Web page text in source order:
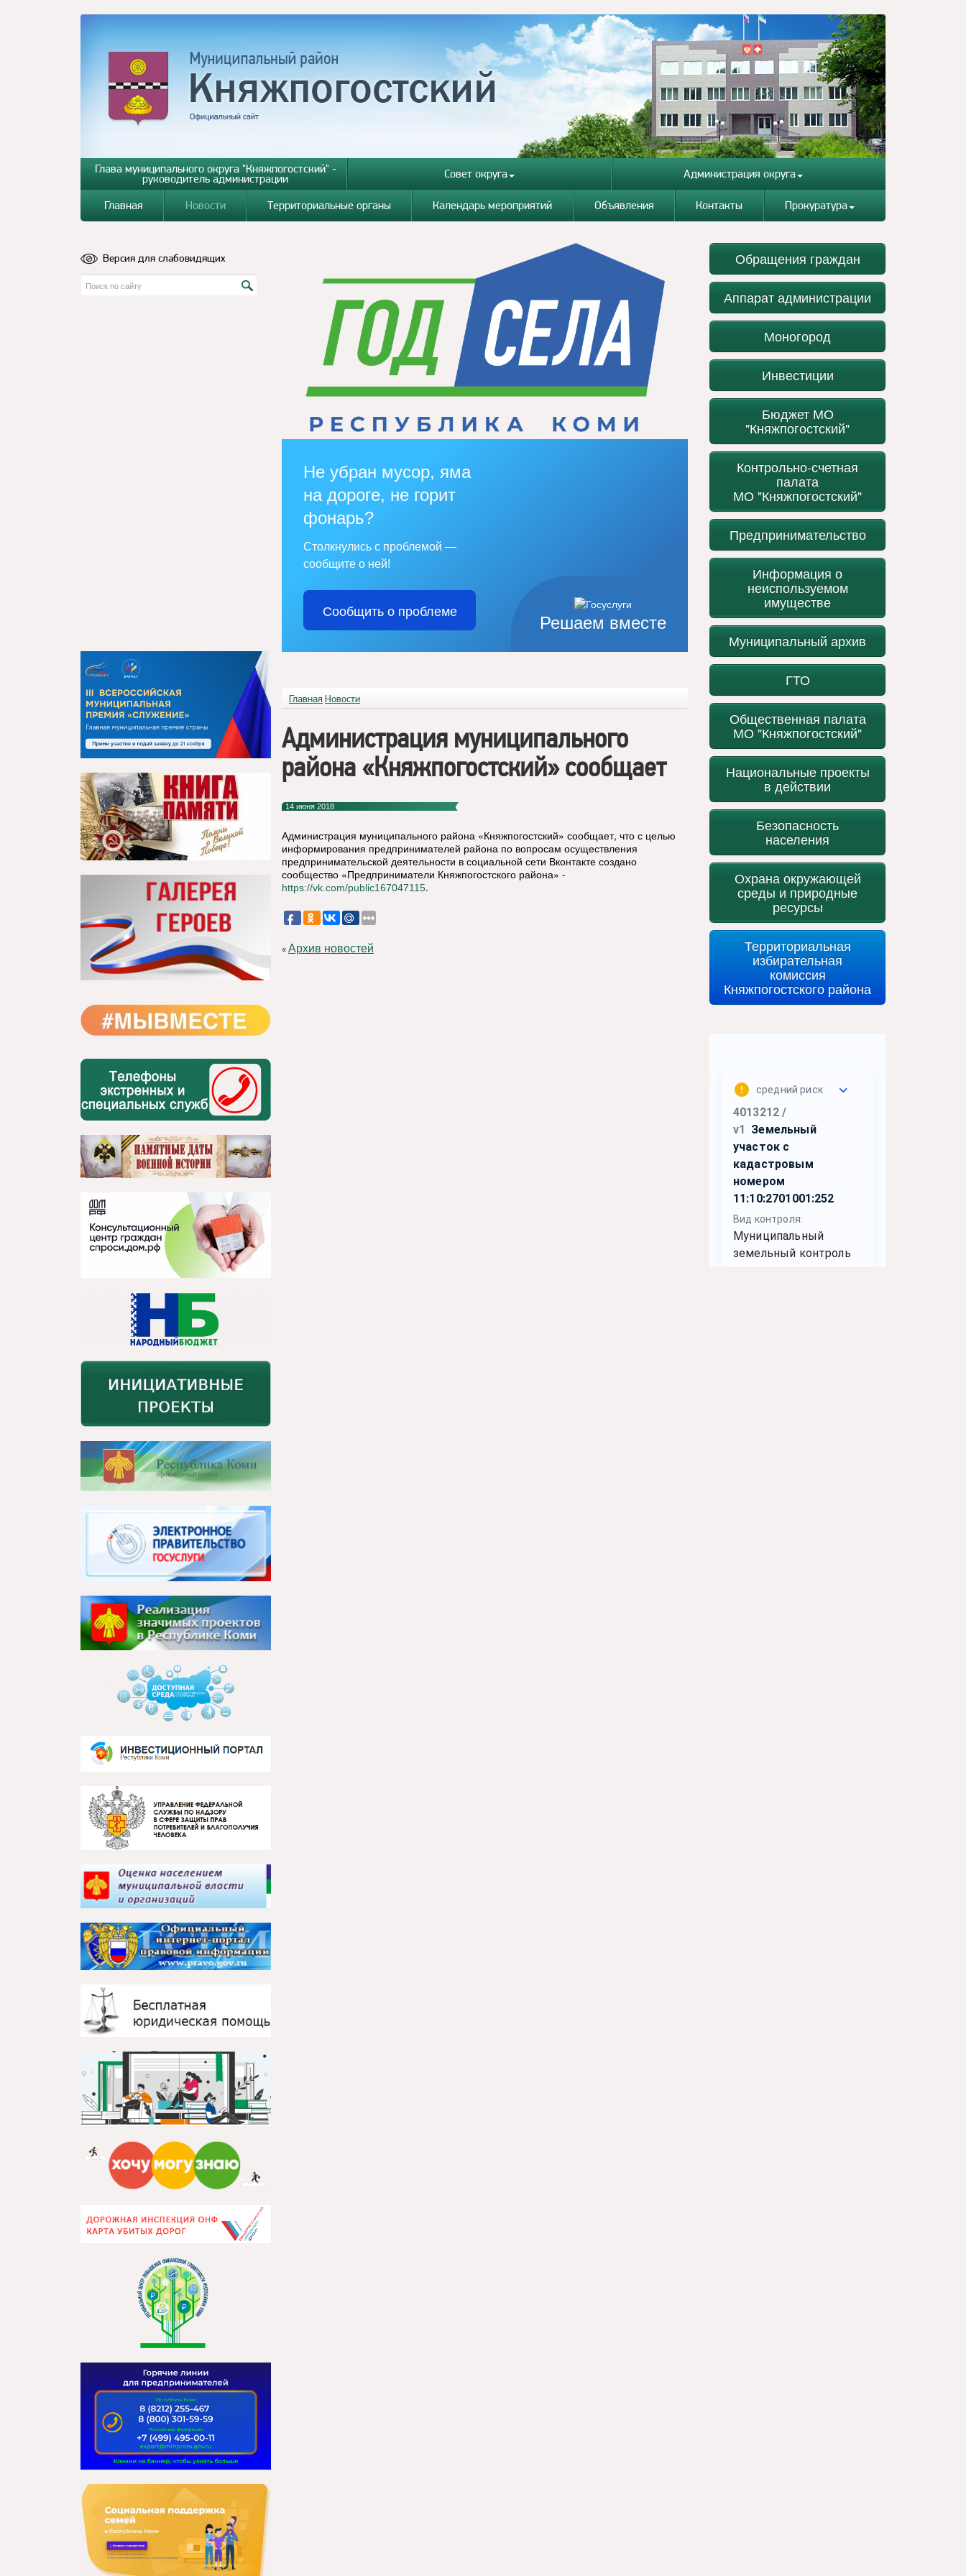
Глава муниципального округа "Княжпогостский" -
руководитель администрации Совет округа Администрация округа
Главная Новости Территориальные органы Календарь мероприятий Объявления Контакты Прокуратура
Версия для слабовидящих
Решаем вместе
Не убран мусор, яма
на дороге, не горит
фонарь?
Столкнулись с проблемой —
сообщите о ней!
Сообщить о проблеме
Главная Новости
Администрация муниципального
района «Княжпогостский» сообщает
14 июня 2018
Администрация муниципального района «Княжпогостский» сообщает, что с целью
информирования предпринимателей района по вопросам осуществления
предпринимательской деятельности в социальной сети Вконтакте создано
сообщество «Предприниматели Княжпогостского района» -
https://vk.com/public167047115.
«Архив новостей
Обращения граждан
Аппарат администрации
Моногород
Инвестиции
Бюджет МО
"Княжпогостский"
Контрольно-счетная
палата
МО "Княжпогостский"
Предпринимательство
Информация о
неиспользуемом
имуществе
Муниципальный архив
ГТО
Общественная палата
МО "Княжпогостский"
Национальные проекты
в действии
Безопасность
населения
Охрана окружающей
среды и природные
ресурсы
Территориальная
избирательная
комиссия
Княжпогостского района